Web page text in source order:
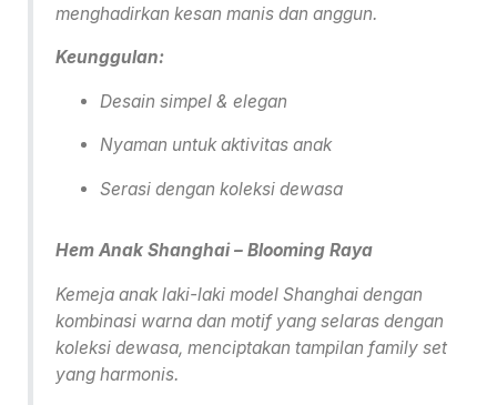
menghadirkan kesan manis dan anggun.
Keunggulan:
Desain simpel & elegan
Nyaman untuk aktivitas anak
Serasi dengan koleksi dewasa
Hem Anak Shanghai – Blooming Raya
Kemeja anak laki-laki model Shanghai dengan
kombinasi warna dan motif yang selaras dengan
koleksi dewasa, menciptakan tampilan family set
yang harmonis.